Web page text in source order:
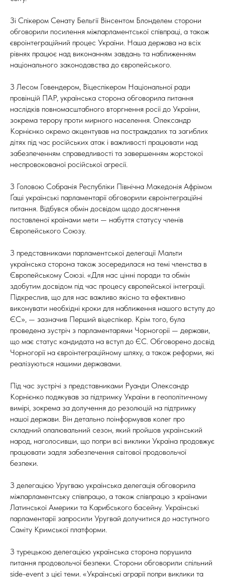
Зі Спікером Сенату Бельгії Вінсентом Блонделем сторони
обговорили посилення міжпарламентської співпраці, а також
євроінтеграційний процес України. Наша держава на всіх
рівнях працює над виконанням завдань та наближенням
національного законодавства до європейського.
З Лесом Говендером, Віцеспікером Національної ради
провінцій ПАР, українська сторона обговорила питання
наслідків повномасштабного вторгнення росії до України,
зокрема терору проти мирного населення. Олександр
Корнієнко окремо акцентував на постраждалих та загиблих
дітях під час російських атак і важливості працювати над
забезпеченням справедливості та завершенням жорстокої
неспровокованої російської агресії.
З Головою Собранія Республіки Північна Македонія Афрімом
Ґаші українські парламентарії обговорили євроінтеграційні
питання. Відбувся обмін досвідом щодо досягнення
поставленої країнами мети — набуття статусу членів
Європейського Союзу.
З представниками парламентської делегації Мальти
українська сторона також зосередилася на темі членства в
Європейському Союзі. «Для нас цінні поради та обмін
здобутим досвідом під час процесу європейської інтеграції.
Підкреслив, що для нас важливо якісно та ефективно
виконувати необхідні кроки для наближення нашого вступу до
ЄС», — зазначив Перший віцеспікер. Крім того, була
проведена зустріч з парламентарями Чорногорії — держави,
що має статус кандидата на вступ до ЄС. Обговорено досвід
Чорногорії на євроінтеграційному шляху, а також реформи, які
реалізуються нашими державами.
Під час зустрічі з представниками Руанди Олександр
Корнієнко подякував за підтримку України в геополітичному
вимірі, зокрема за долучення до резолюцій на підтримку
нашої держави. Він детально поінформував колег про
складний опалювальний сезон, який пройшов український
народ, наголосивши, що попри всі виклики Україна продовжує
працювати задля забезпечення світової продовольчої
безпеки.
З делегацією Уругваю українська делегація обговорила
міжпарламентську співпрацю, а також співпрацю з країнами
Латинської Америки та Карибського басейну. Українські
парламентарії запросили Уругвай долучитися до наступного
Саміту Кримської платформи.
З турецькою делегацією українська сторона порушила
питання продовольчої безпеки. Сторони обговорили спільний
side-event з цієї теми. «Українські аграрії попри виклики та